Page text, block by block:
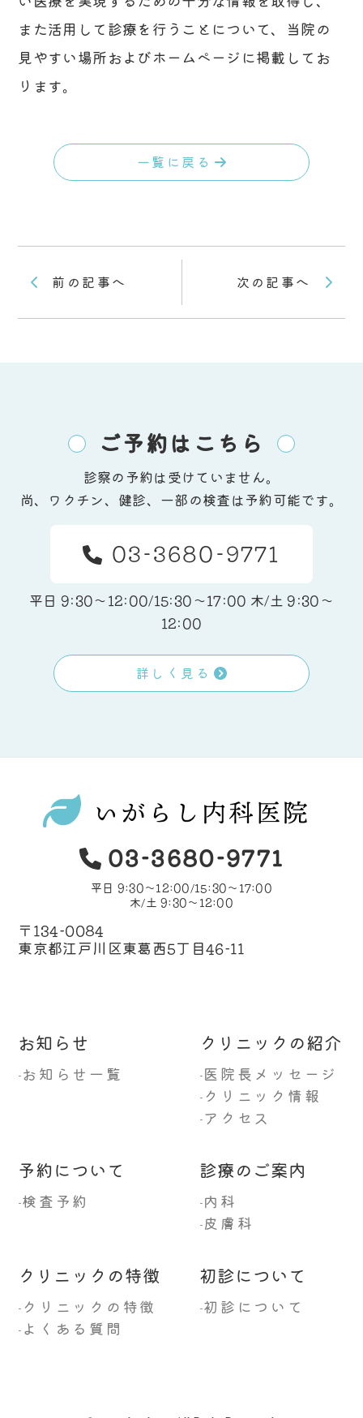
また活用して診療を行うことについて、当院の
見やすい場所およびホームページに掲載してお
ります。
一覧に戻る
前の記事へ 次の記事へ
ご予約はこちら
診察の予約は受けていません。
尚、ワクチン、健診、一部の検査は予約可能です。
03-3680-9771
平日 9:30～12:00/15:30〜17:00 木/土 9:30～
12:00
詳しく見る
03-3680-9771
平日 9:30～12:00/15:30〜17:00
木/土 9:30～12:00
〒134-0084
東京都江戸川区東葛西5丁目46-11
お知らせ
- お知らせ一覧
クリニックの紹介
- 医院長メッセージ
- クリニック情報
- アクセス
予約について
-検査予約
診療のご案内
- 内科
- 皮膚科
クリニックの特徴
- クリニックの特徴
- よくある質問
初診について
-初診について